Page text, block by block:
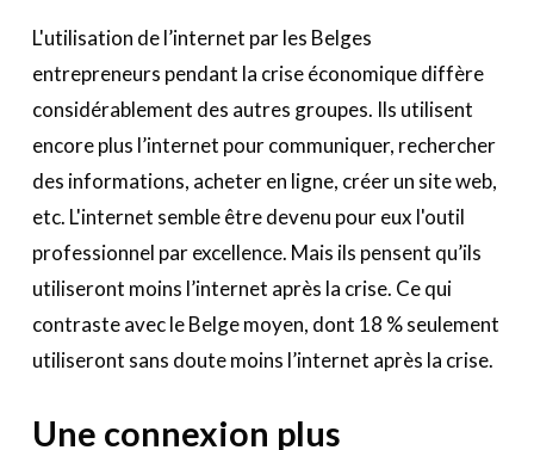
L'utilisation de l’internet par les Belges
entrepreneurs pendant la crise économique diffère
considérablement des autres groupes. Ils utilisent
encore plus l’internet pour communiquer, rechercher
des informations, acheter en ligne, créer un site web,
etc. L'internet semble être devenu pour eux l'outil
professionnel par excellence. Mais ils pensent qu’ils
utiliseront moins l’internet après la crise. Ce qui
contraste avec le Belge moyen, dont 18 % seulement
utiliseront sans doute moins l’internet après la crise.
Une connexion plus